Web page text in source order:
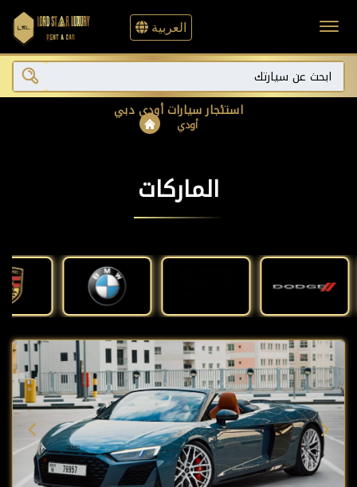
العربية
استئجار سيارات أودي دبي
أودي
الماركات